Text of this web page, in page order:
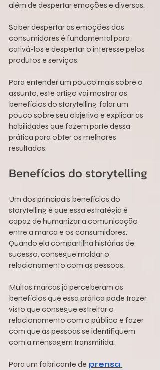
além de despertar emoções e diversas.
Saber despertar as emoções dos
consumidores é fundamental para
cativá-los e despertar o interesse pelos
produtos e serviços.
Para entender um pouco mais sobre o
assunto, este artigo vai mostrar os
benefícios do storytelling, falar um
pouco sobre seu objetivo e explicar as
habilidades que fazem parte dessa
prática para obter os melhores
resultados.
Benefícios do storytelling
Um dos principais benefícios do
storytelling é que essa estratégia é
capaz de humanizar a comunicação
entre a marca e os consumidores.
Quando ela compartilha histórias de
sucesso, consegue moldar o
relacionamento com as pessoas.
Muitas marcas já perceberam os
benefícios que essa prática pode trazer,
visto que consegue estreitar o
relacionamento com o público e fazer
com que as pessoas se identifiquem
com a mensagem transmitida.
Para um fabricante de prensa